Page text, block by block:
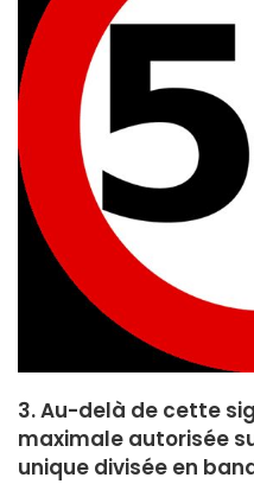
3. Au-delà de cette
maximale autorisée
unique divisée en